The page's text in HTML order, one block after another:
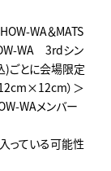
WA＆MATS
WA 3rdシン
)ごとに会場限定
）＞
WAメンバー
っている可能性